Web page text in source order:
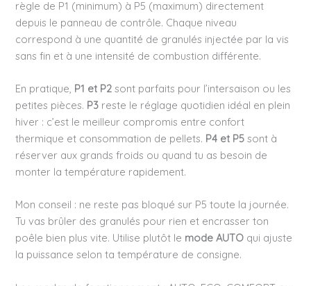
règle de P1 (minimum) à P5 (maximum) directement
depuis le panneau de contrôle. Chaque niveau
correspond à une quantité de granulés injectée par la vis
sans fin et à une intensité de combustion différente.
En pratique, P1 et P2 sont parfaits pour l’intersaison ou les
petites pièces. P3 reste le réglage quotidien idéal en plein
hiver : c’est le meilleur compromis entre confort
thermique et consommation de pellets. P4 et P5 sont à
réserver aux grands froids ou quand tu as besoin de
monter la température rapidement.
Mon conseil : ne reste pas bloqué sur P5 toute la journée.
Tu vas brûler des granulés pour rien et encrasser ton
poêle bien plus vite. Utilise plutôt le mode AUTO qui ajuste
la puissance selon ta température de consigne.